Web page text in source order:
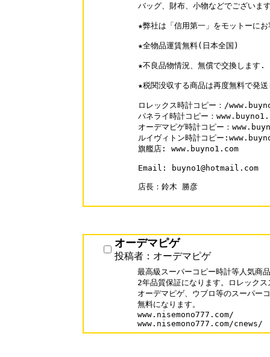
バッグ、財布、小物などでございま
★弊社は「信用第一」をモットーに
★全物品運賃無料(日本全国)
★不良品物情況、無償で交換します.
★税関没収する商品は再度無料で発
ロレックス時計コピー：/
パネライ時計コピー：
オーデマピゲ時計コピー：
ルイヴィトン時計コピー
旗艦店: www.buyno1.com
Email: buyno1@hotmail.com
店長：鈴木 勝彦
オーデマピゲ
投稿者：オーデマピゲ
最高級スーパーコピー時計等人気商
2年品質保証になります。ロレック
オーデマピゲ、ウブロ等のスーパー
無料になります。
www.nisemono777.com/